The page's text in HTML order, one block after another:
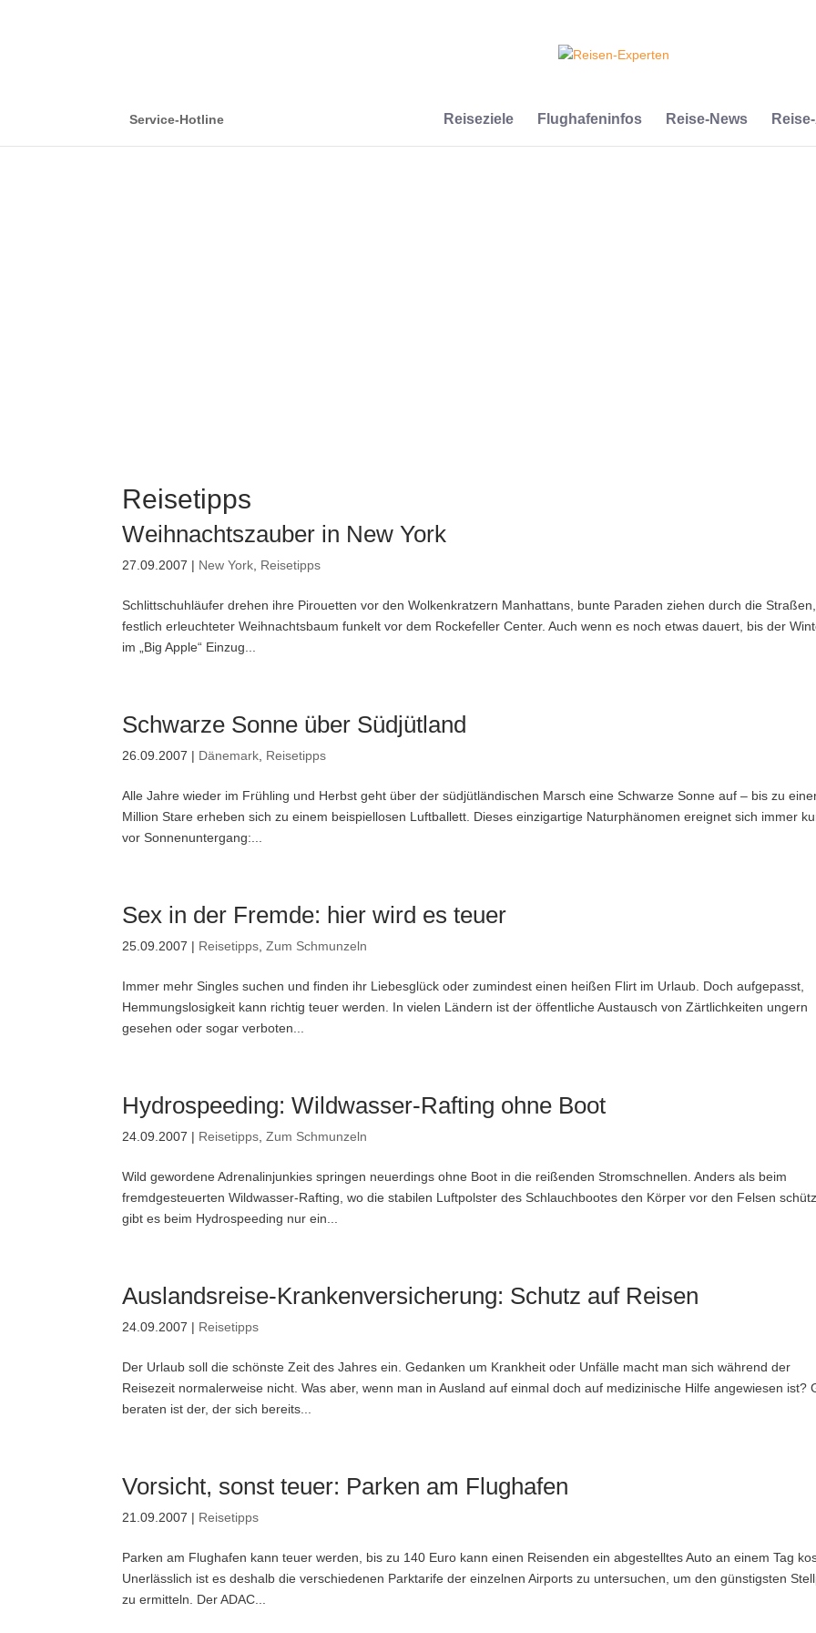
Service-Hotline Reiseziele Flughafeninfos Reise-News
Reisetipps
Weihnachtszauber in New York
27.09.2007 | New York Reisetipps
Schlittschuhläufer drehen ihre Pirouetten vor den Wolkenkratzern Manhattans, bunte Paraden ziehen durch die
festlich erleuchteter Weihnachtsbaum funkelt vor dem Rockefeller Center. Auch wenn es noch etwas dauert, bis der
im „Big Apple“ Einzug...
Schwarze Sonne über Südjütland
26.09.2007 | Dänemark Reisetipps
Alle Jahre wieder im Frühling und Herbst geht über der südjütländischen Marsch eine Schwarze Sonne auf – bis zu
Million Stare erheben sich zu einem beispiellosen Luftballett. Dieses einzigartige Naturphänomen ereignet sich immer
vor Sonnenuntergang:...
Sex in der Fremde: hier wird es teuer
25.09.2007 | Reisetipps ,Zum Schmunzeln
Immer mehr Singles suchen und finden ihr Liebesglück oder zumindest einen heißen Flirt im Urlaub. Doch aufgepasst,
Hemmungslosigkeit kann richtig teuer werden. In vielen Ländern ist der öffentliche Austausch von Zärtlichkeiten ungern
gesehen oder sogar verboten...
Hydrospeeding: Wildwasser-Rafting ohne Boot
24.09.2007 | Reisetipps ,Zum Schmunzeln
Wild gewordene Adrenalinjunkies springen neuerdings ohne Boot in die reißenden Stromschnellen. Anders als beim
fremdgesteuerten Wildwasser-Rafting, wo die stabilen Luftpolster des Schlauchbootes den Körper vor den Felsen
gibt es beim Hydrospeeding nur ein...
Auslandsreise-Krankenversicherung: Schutz auf Reisen
24.09.2007 | Reisetipps
Der Urlaub soll die schönste Zeit des Jahres ein. Gedanken um Krankheit oder Unfälle macht man sich während der
Reisezeit normalerweise nicht. Was aber, wenn man in Ausland auf einmal doch auf medizinische Hilfe angewiesen ist?
beraten ist der, der sich bereits...
Vorsicht, sonst teuer: Parken am Flughafen
21.09.2007 | Reisetipps
Parken am Flughafen kann teuer werden, bis zu 140 Euro kann einen Reisenden ein abgestelltes Auto an einem Tag
Unerlässlich ist es deshalb die verschiedenen Parktarife der einzelnen Airports zu untersuchen, um den günstigsten
zu ermitteln. Der ADAC...